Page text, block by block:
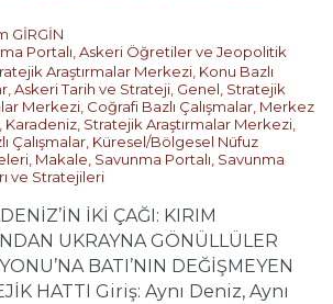
GİRGİN
Portalı Askeri Öğretiler ve Jeopolitik
Araştırmalar Merkezi Konu Bazlı
Askeri Tarih ve Strateji Genel Stratejik
Merkezi Coğrafi Bazlı Çalışmalar Merkez
Karadeniz Stratejik Araştırmalar Merkezi
Çalışmalar Küresel/Bölgesel Nüfuz
Makale Savunma Portalı Savunma
ve Stratejileri
İKİ ÇAĞI: KIRIM
UKRAYNA GÖNÜLLÜLER
BATI’NIN DEĞİŞMEYEN
HATTI Giriş: Aynı Deniz, Aynı